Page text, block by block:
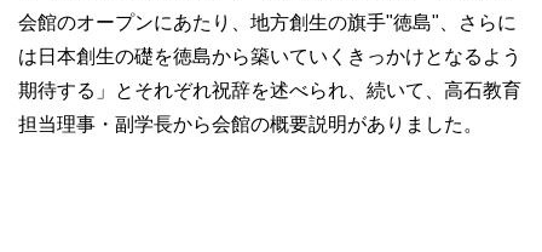
会館のオープンにあたり、地方創生の旗手"徳島"、さらに
は日本創生の礎を徳島から築いていくきっかけとなるよう
期待する」とそれぞれ祝辞を述べられ、続いて、高石教育
担当理事・副学長から会館の概要説明がありました。